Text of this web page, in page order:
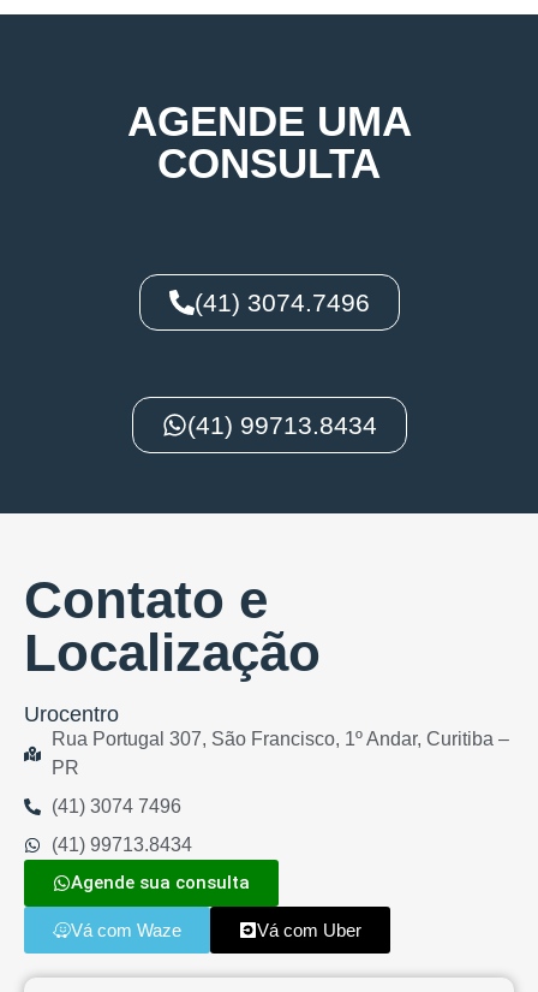
AGENDE UMA
CONSULTA
(41) 3074.7496
(41) 99713.8434
Contato e
Localização
Urocentro
Rua Portugal 307, São Francisco, 1º Andar, Curitiba –
PR
(41) 3074 7496
(41) 99713.8434
Agende sua consulta
Vá com Waze Vá com Uber